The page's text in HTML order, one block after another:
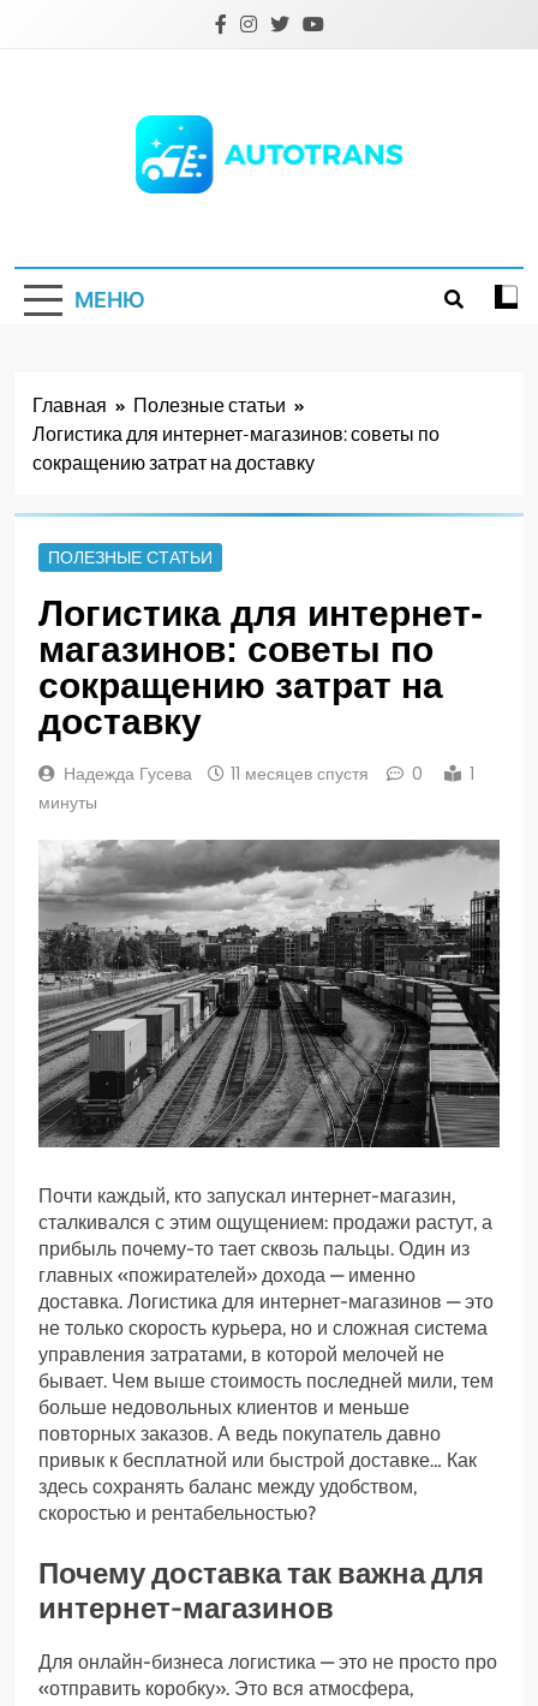
МЕНЮ
Главная
Полезные статьи
Логистика для интернет-магазинов: советы по
сокращению затрат на доставку
ПОЛЕЗНЫЕ СТАТЬИ
Логистика для интернет-
магазинов: советы по
сокращению затрат на
доставку
Надежда Гусева 11 месяцев спустя 0
1
минуты
Почти каждый, кто запускал интернет-магазин,
сталкивался с этим ощущением: продажи растут, а
прибыль почему-то тает сквозь пальцы. Один из
главных «пожирателей» дохода — именно
доставка. Логистика для интернет-магазинов — это
не только скорость курьера, но и сложная система
управления затратами, в которой мелочей не
бывает. Чем выше стоимость последней мили, тем
больше недовольных клиентов и меньше
повторных заказов. А ведь покупатель давно
привык к бесплатной или быстрой доставке… Как
здесь сохранять баланс между удобством,
скоростью и рентабельностью?
Почему доставка так важна для
интернет-магазинов
Для онлайн-бизнеса логистика — это не просто про
«отправить коробку». Это вся атмосфера,